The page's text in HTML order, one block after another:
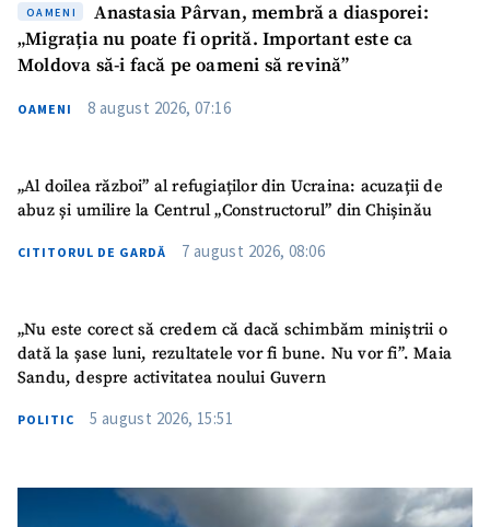
OAMENI
Anastasia Pârvan, membră a diasporei:
„Migrația nu poate fi oprită. Important este ca
Moldova să-i facă pe oameni să revină”
OAMENI 8 august 2026, 07:16
„Al doilea război” al refugiaților din Ucraina: acuzații de
abuz și umilire la Centrul „Constructorul” din Chișinău
CITITORUL DE GARDĂ 7 august 2026, 08:06
„Nu este corect să credem că dacă schimbăm miniștrii o
dată la șase luni, rezultatele vor fi bune. Nu vor fi”. Maia
Sandu, despre activitatea noului Guvern
POLITIC 5 august 2026, 15:51